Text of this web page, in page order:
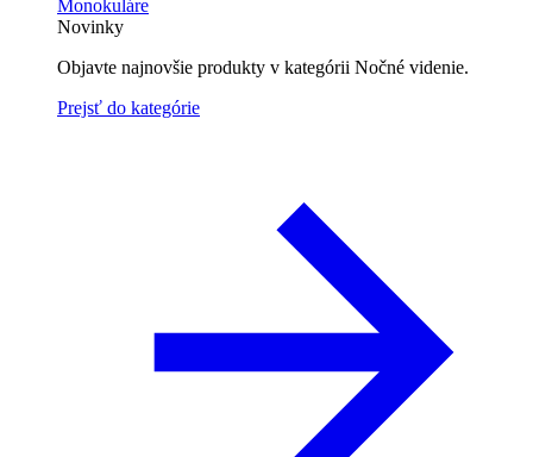
Monokuláre
Novinky
Objavte najnovšie produkty v kategórii Nočné videnie.
Prejsť do kategórie